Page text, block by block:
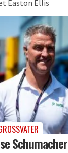
Easton Ellis
Schumacher